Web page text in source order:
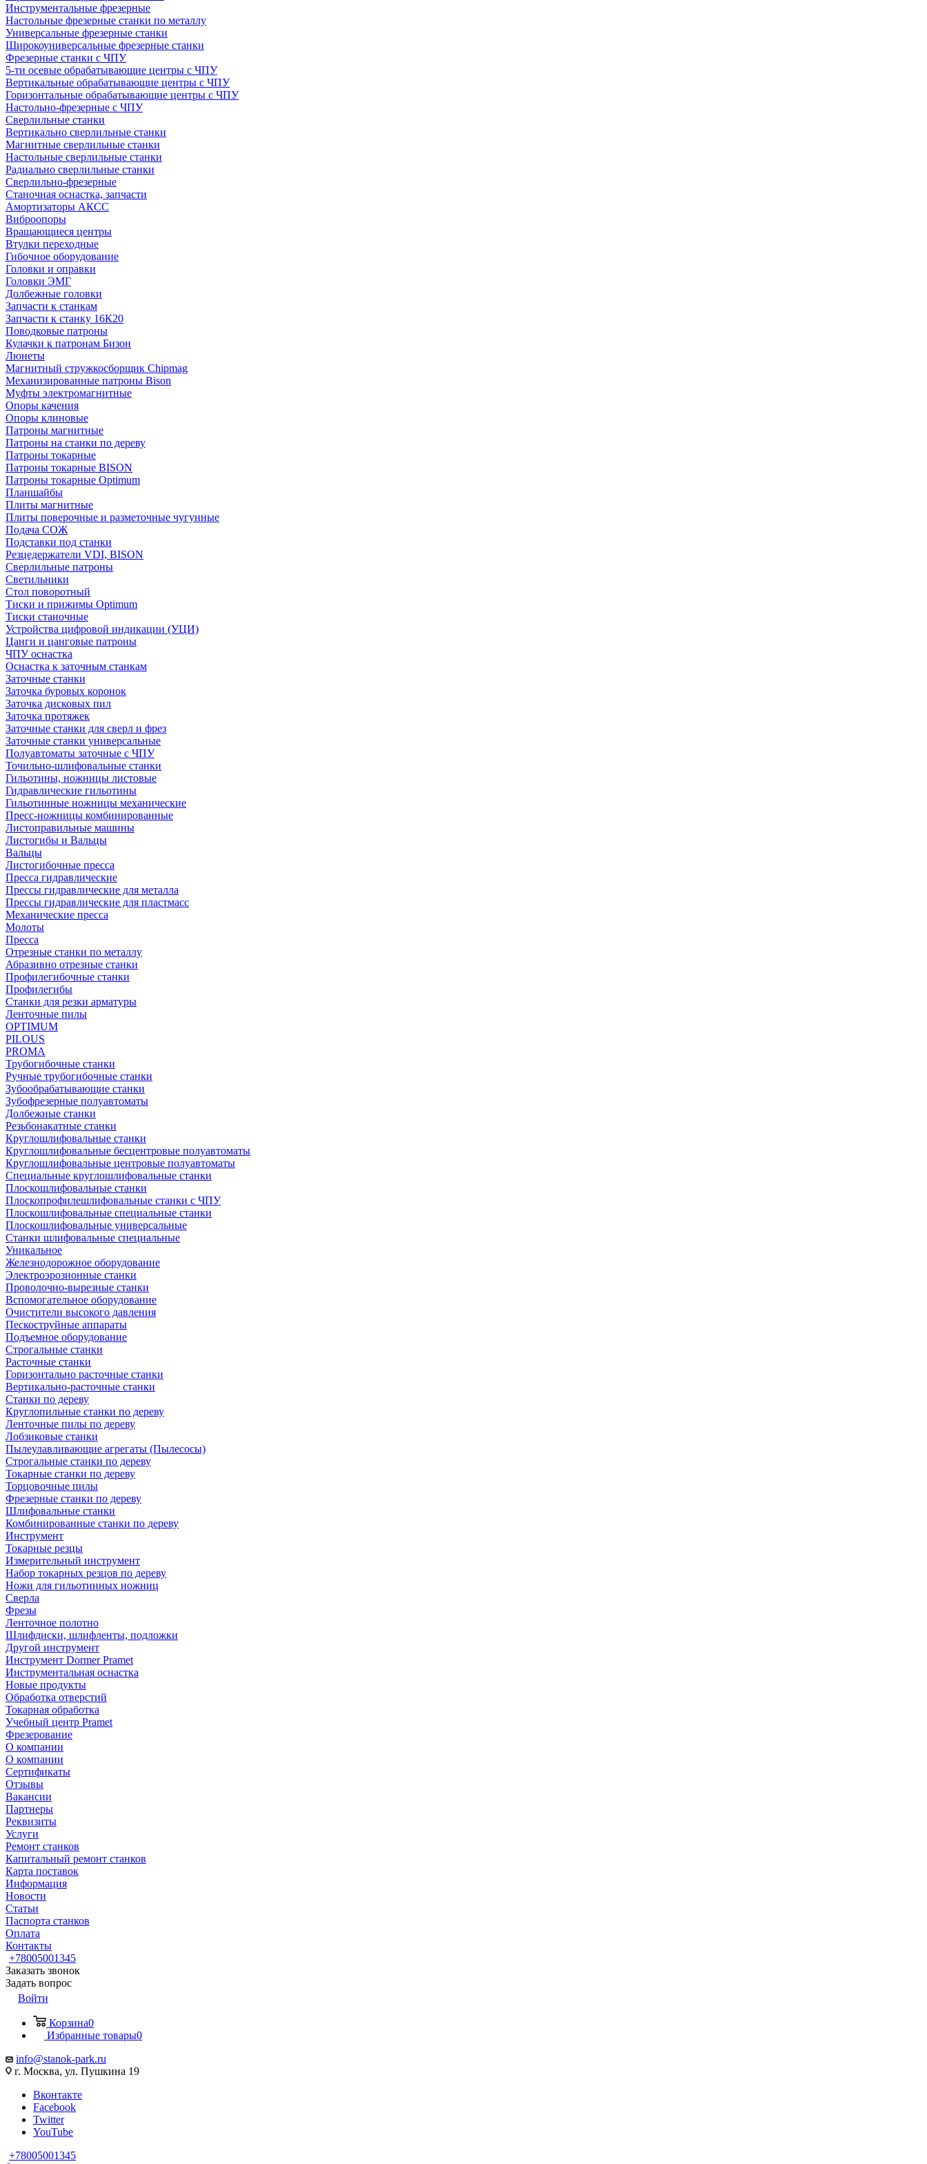
Инструментальные фрезерные
Настольные фрезерные станки по металлу
Универсальные фрезерные станки
Широкоуниверсальные фрезерные станки
Фрезерные станки с ЧПУ
5-ти осевые обрабатывающие центры с ЧПУ
Вертикальные обрабатывающие центры с ЧПУ
Горизонтальные обрабатывающие центры с ЧПУ
Настольно-фрезерные с ЧПУ
Сверлильные станки
Вертикально сверлильные станки
Магнитные сверлильные станки
Настольные сверлильные станки
Радиально сверлильные станки
Сверлильно-фрезерные
Станочная оснастка, запчасти
Амортизаторы АКСС
Виброопоры
Вращающиеся центры
Втулки переходные
Гибочное оборудование
Головки и оправки
Головки ЭМГ
Долбежные головки
Запчасти к станкам
Запчасти к станку 16К20
Поводковые патроны
Кулачки к патронам Бизон
Люнеты
Магнитный стружкосборщик Chipmag
Механизированные патроны Bison
Муфты электромагнитные
Опоры качения
Опоры клиновые
Патроны магнитные
Патроны на станки по дереву
Патроны токарные
Патроны токарные BISON
Патроны токарные Optimum
Планшайбы
Плиты магнитные
Плиты поверочные и разметочные чугунные
Подача СОЖ
Подставки под станки
Резцедержатели VDI, BISON
Сверлильные патроны
Светильники
Стол поворотный
Тиски и прижимы Optimum
Тиски станочные
Устройства цифровой индикации (УЦИ)
Цанги и цанговые патроны
ЧПУ оснастка
Оснастка к заточным станкам
Заточные станки
Заточка буровых коронок
Заточка дисковых пил
Заточка протяжек
Заточные станки для сверл и фрез
Заточные станки универсальные
Полуавтоматы заточные с ЧПУ
Точильно-шлифовальные станки
Гильотины, ножницы листовые
Гидравлические гильотины
Гильотинные ножницы механические
Пресс-ножницы комбинированные
Листоправильные машины
Листогибы и Вальцы
Вальцы
Листогибочные пресса
Пресса гидравлические
Прессы гидравлические для металла
Прессы гидравлические для пластмасс
Механические пресса
Молоты
Пресса
Отрезные станки по металлу
Абразивно отрезные станки
Профилегибочные станки
Профилегибы
Станки для резки арматуры
Ленточные пилы
OPTIMUM
PILOUS
PROMA
Трубогибочные станки
Ручные трубогибочные станки
Зубообрабатывающие станки
Зубофрезерные полуавтоматы
Долбежные станки
Резьбонакатные станки
Круглошлифовальные станки
Круглошлифовальные бесцентровые полуавтоматы
Круглошлифовальные центровые полуавтоматы
Специальные круглошлифовальные станки
Плоскошлифовальные станки
Плоскопрофилешлифовальные станки с ЧПУ
Плоскошлифовальные специальные станки
Плоскошлифовальные универсальные
Станки шлифовальные специальные
Уникальное
Железнодорожное оборудование
Электроэрозионные станки
Проволочно-вырезные станки
Вспомогательное оборудование
Очистители высокого давления
Пескоструйные аппараты
Подъемное оборудование
Строгальные станки
Расточные станки
Горизонтально расточные станки
Вертикально-расточные станки
Станки по дереву
Круглопильные станки по дереву
Ленточные пилы по дереву
Лобзиковые станки
Пылеулавливающие агрегаты (Пылесосы)
Строгальные станки по дереву
Токарные станки по дереву
Торцовочные пилы
Фрезерные станки по дереву
Шлифовальные станки
Комбинированные станки по дереву
Инструмент
Токарные резцы
Измерительный инструмент
Набор токарных резцов по дереву
Ножи для гильотинных ножниц
Сверла
Фрезы
Ленточное полотно
Шлифдиски, шлифленты, подложки
Другой инструмент
Инструмент Dormer Pramet
Инструментальная оснастка
Новые продукты
Обработка отверстий
Токарная обработка
Учебный центр Pramet
Фрезерование
О компании
О компании
Сертификаты
Отзывы
Вакансии
Партнеры
Реквизиты
Услуги
Ремонт станков
Капитальный ремонт станков
Карта поставок
Информация
Новости
Статьи
Паспорта станков
Оплата
Контакты
+78005001345
Заказать звонок
Задать вопрос
Войти
Корзина0
Избранные товары0
info@stanok-park.ru
г. Москва, ул. Пушкина 19
Вконтакте
Facebook
Twitter
YouTube
+78005001345